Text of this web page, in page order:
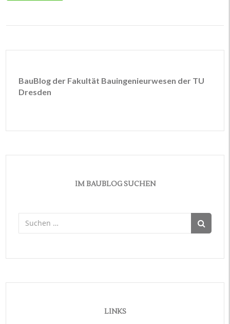
BauBlog der Fakultät Bauingenieurwesen der TU
Dresden
IM BAUBLOG SUCHEN
Suchen
nach:
LINKS